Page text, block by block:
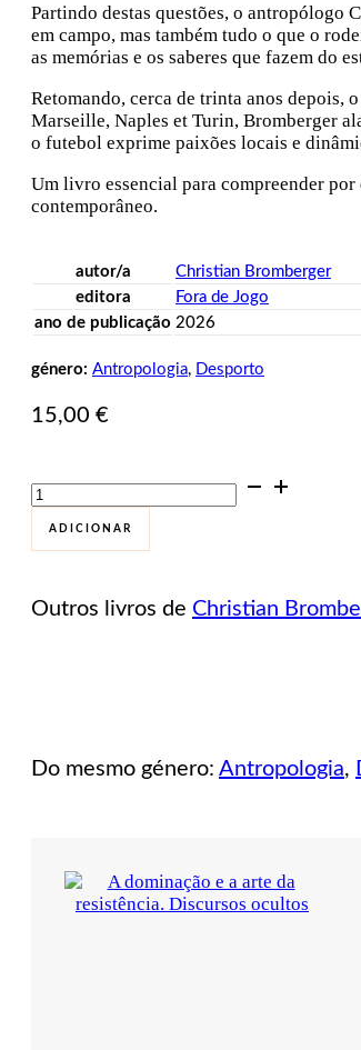
Partindo destas questões, o antropólogo
em campo, mas também tudo o que o
as memórias e os saberes que fazem do
Retomando, cerca de trinta anos depois,
Marseille, Naples et Turin, Bromberger
o futebol exprime paixões locais e
Um livro essencial para compreender
contemporâneo.
autor/a
Christian Bromberger
editora
Fora de Jogo
ano de publicação 2026
género: Antropologia, Desporto
15,00 €
Quantidade
de
Paixão
Futebol.
uma
ADICIONAR
Outros livros de Christian
Do mesmo género: Antropologia,